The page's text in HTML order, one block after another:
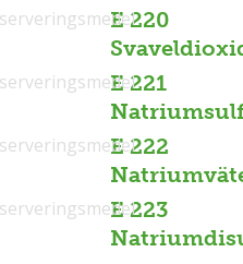
E 220
E 221
E 222
E 223